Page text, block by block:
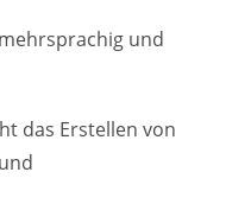
und
das Erstellen von